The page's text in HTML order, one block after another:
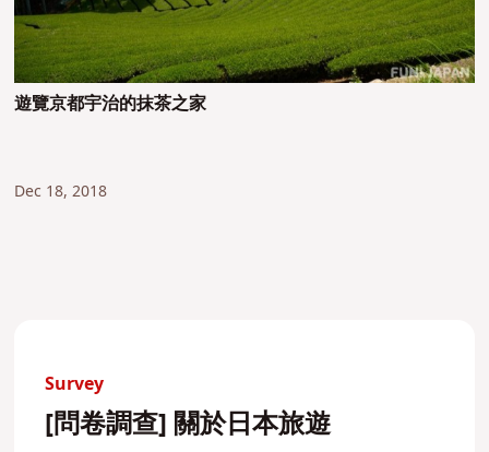
遊覽京都宇治的抹茶之家
Dec 18, 2018
Survey
[問卷調查] 關於日本旅遊